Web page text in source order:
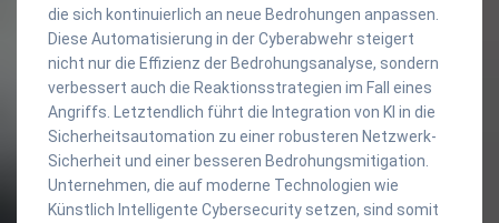
die sich kontinuierlich an neue Bedrohungen anpassen.
Diese Automatisierung in der Cyberabwehr steigert
nicht nur die Effizienz der Bedrohungsanalyse, sondern
verbessert auch die Reaktionsstrategien im Fall eines
Angriffs. Letztendlich führt die Integration von KI in die
Sicherheitsautomation zu einer robusteren Netzwerk-
Sicherheit und einer besseren Bedrohungsmitigation.
Unternehmen, die auf moderne Technologien wie
Künstlich Intelligente Cybersecurity setzen, sind somit